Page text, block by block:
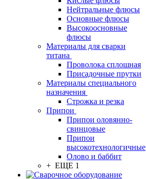
Нейтральные флюсы
Основные флюсы
Высокоосновные
флюсы
Материалы для сварки
титана
Проволока сплошная
Присадочные прутки
Материалы специального
назначения
Строжка и резка
Припои
Припои оловянно-
свинцовые
Припои
высокотехнологичные
Олово и баббит
+ ЕЩЕ 1